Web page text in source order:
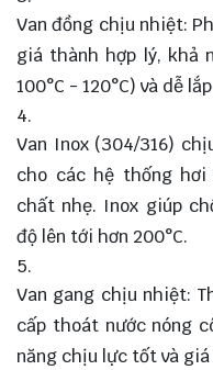
Van đồng chịu nhiệt:
giá thành hợp lý, khả
100°C - 120°C) và dễ
Van Inox (304/316)
cho các hệ thống
chất nhẹ. Inox giúp
độ lên tới hơn 200°C.
Van gang chịu nhiệt:
cấp thoát nước nóng
năng chịu lực tốt và